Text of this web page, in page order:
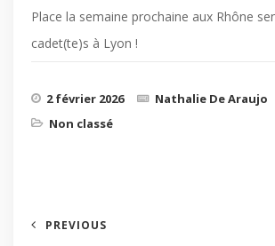
Place la semaine prochaine aux Rhône
cadet(te)s à Lyon !
2 février 2026
Nathalie De Araujo
Non classé
PREVIOUS